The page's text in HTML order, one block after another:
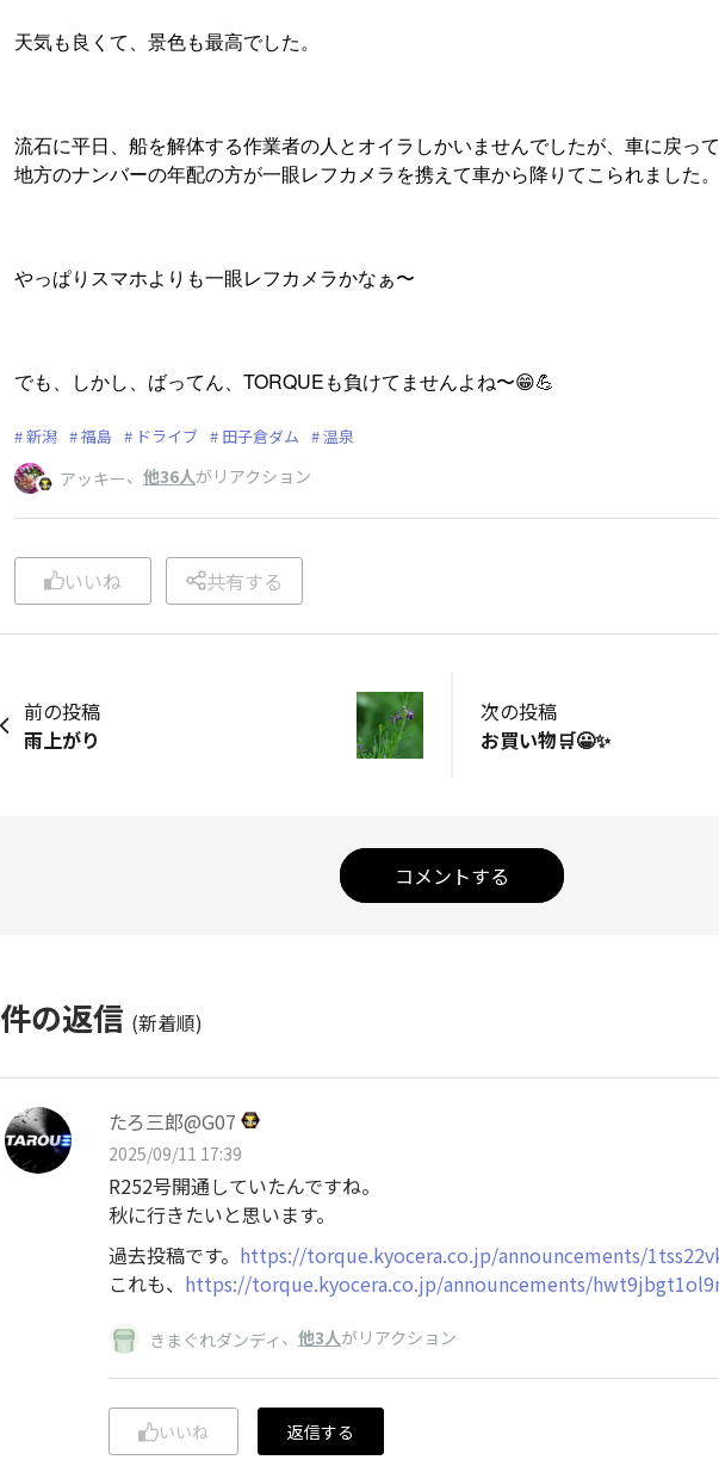
天気も良くて、景色も最高でした。
流石に平日、船を解体する作業者の人とオイラしかいませんでしたが、車に戻っ
地方のナンバーの年配の方が一眼レフカメラを携えて車から降りてこられました。
やっぱりスマホよりも一眼レフカメラかなぁ〜
でも、しかし、ばってん、TORQUEも負けてませんよね〜😁💪
新潟 福島 ドライブ 田子倉ダム 温泉
アッキー、 他36人がリアクション
いいね 共有する
前の投稿
雨上がり
次の投稿
お買い物🛒😀✨
コメントする
件の返信 (新着順)
たろ三郎@G07
2025/09/11 17:39
R252号開通していたんですね。
秋に行きたいと思います。
過去投稿です。 https://torque.kyocera.co.jp/announcements/
これも、 https://torque.kyocera.co.jp/announcements/
きまぐれダンディ 、 他3人がリアクション
いいね 返信する